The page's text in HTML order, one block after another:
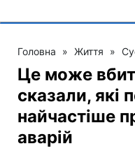
Головна » Життя »
Це може
сказали, які
найчастіше
аварій